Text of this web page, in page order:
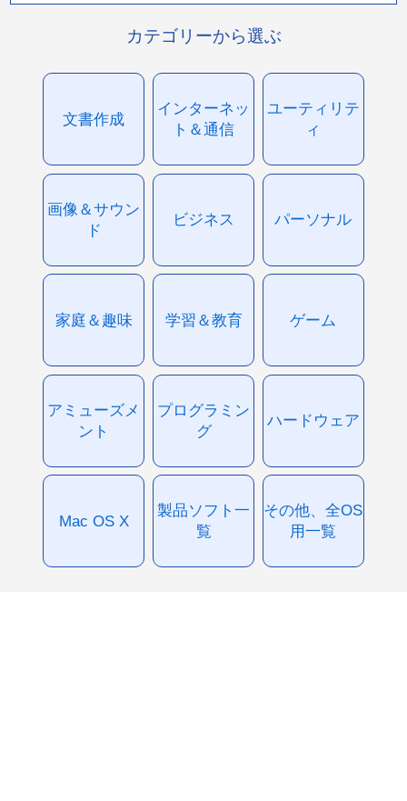
カテゴリーから選ぶ
文書作成
インターネッ
ト＆通信
ユーティリテ
ィ
画像＆サウン
ド
ビジネス パーソナル
家庭＆趣味 学習＆教育 ゲーム
アミューズメ
ント
プログラミン
グ
ハードウェア
Mac OS X
製品ソフト一
覧
その他、全OS
用一覧